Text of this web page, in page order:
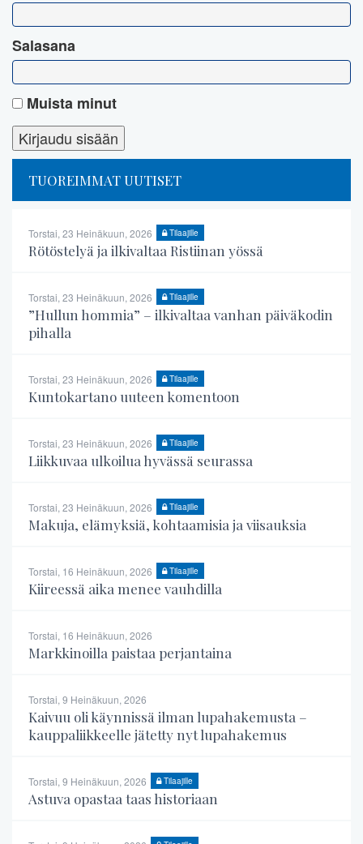
Salasana
Muista minut
TUOREIMMAT UUTISET
Torstai, 23 Heinäkuun, 2026 Tilaajille
Rötöstelyä ja ilkivaltaa Ristiinan yössä
Torstai, 23 Heinäkuun, 2026 Tilaajille
”Hullun hommia” – ilkivaltaa vanhan päiväkodin
pihalla
Torstai, 23 Heinäkuun, 2026 Tilaajille
Kuntokartano uuteen komentoon
Torstai, 23 Heinäkuun, 2026 Tilaajille
Liikkuvaa ulkoilua hyvässä seurassa
Torstai, 23 Heinäkuun, 2026 Tilaajille
Makuja, elämyksiä, kohtaamisia ja viisauksia
Torstai, 16 Heinäkuun, 2026 Tilaajille
Kiireessä aika menee vauhdilla
Torstai, 16 Heinäkuun, 2026
Markkinoilla paistaa perjantaina
Torstai, 9 Heinäkuun, 2026
Kaivuu oli käynnissä ilman lupahakemusta –
kauppaliikkeelle jätetty nyt lupahakemus
Torstai, 9 Heinäkuun, 2026 Tilaajille
Astuva opastaa taas historiaan